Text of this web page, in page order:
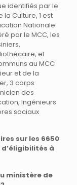
identifiés par le
Culture, 1 est
Nationale
par le MCC, les
et
au MCC
et de la
3 corps
des
Ingénieurs
sociaux
sur les 6650
à
ministère de